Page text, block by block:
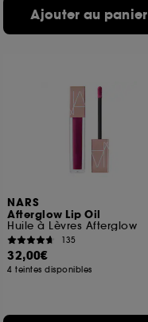
Ajouter au panier
NARS
Afterglow Lip Oil
Huile à Lèvres Afterglow
135
32,00€
4 teintes disponibles